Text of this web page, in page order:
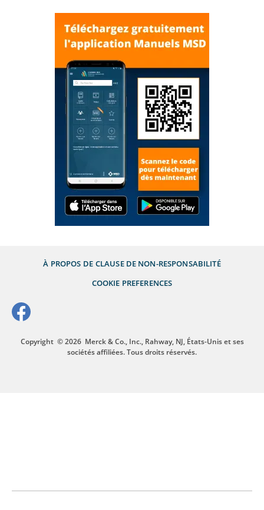
À PROPOS DE CLAUSE DE NON-RESPONSABILITÉ
COOKIE PREFERENCES
Copyright © 2026 Merck & Co., Inc., Rahway, NJ, États-Unis et ses
sociétés affiliées. Tous droits réservés.